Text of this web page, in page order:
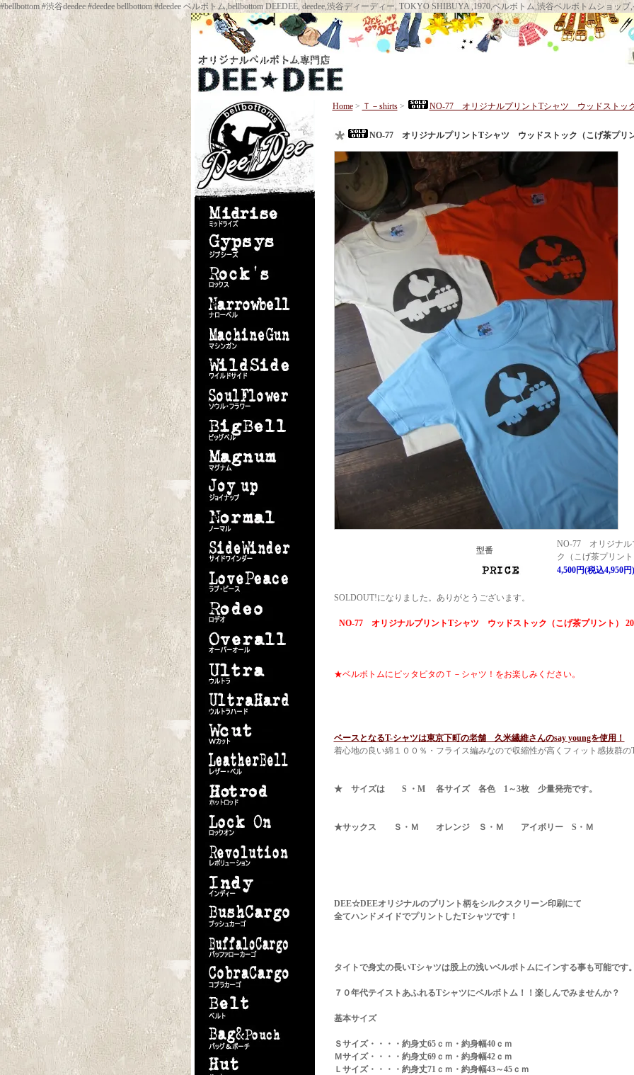
#bellbottom #渋谷deedee #deedee bellbottom #deedee ベルボトム,bellbottom DEEDEE, deedee,渋谷ディーディー, TOKYO SHIBUYA ,1970,ベルボトム,渋谷ベルボトムシ
Home> Ｔ－shirts> NO-77 オリジナルプリントTシャツ ウッドストッ
NO-77 オリジナルプリントTシャツ ウッドストック（こげ茶プリ
型番
NO-77 オリジナル
ク（こげ茶プリン
4,500円(税込4,950円)
SOLDOUT!になりました。ありがとうございます。
NO-77 オリジナルプリントTシャツ ウッドストック（こげ茶プリント）
★ベルボトムにピッタピタのＴ－シャツ！をお楽しみください。
ベースとなるT-シャツは東京下町の老舗 久米繊維さんのsay youngを使用！
着心地の良い綿１００％・フライス編みなので収縮性が高くフィット感抜群の
★ サイズは S ・M 各サイズ 各色 1～3枚 少量発売です。
★サックス Ｓ・Ｍ オレンジ Ｓ・Ｍ アイボリー S・Ｍ
DEE☆DEEオリジナルのプリント柄をシルクスクリーン印刷にて
全てハンドメイドでプリントしたTシャツです！
タイトで身丈の長いTシャツは股上の浅いベルボトムにインする事も可能です
７０年代テイストあふれるTシャツにベルボトム！！楽しんでみませんか？
基本サイズ
Ｓサイズ・・・・約身丈65ｃｍ・約身幅40ｃｍ
Ｍサイズ・・・・約身丈69ｃｍ・約身幅42ｃｍ
Ｌサイズ・・・・約身丈71ｃｍ・約身幅43～45ｃｍ